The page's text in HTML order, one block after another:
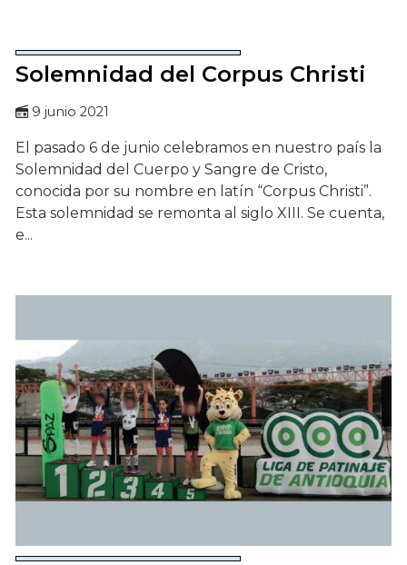
Solemnidad del Corpus Christi
9 junio 2021
El pasado 6 de junio celebramos en nuestro país la
Solemnidad del Cuerpo y Sangre de Cristo,
conocida por su nombre en latín “Corpus Christi”.
Esta solemnidad se remonta al siglo XIII. Se cuenta,
e...